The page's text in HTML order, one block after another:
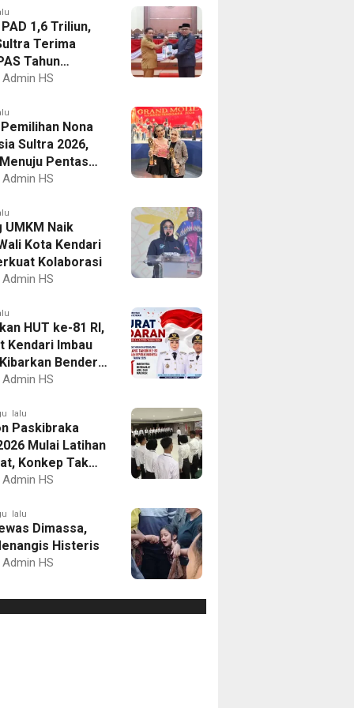
1,6 Triliun,
Terima
Tahun
2027
Admin HS
Nona
Sultra 2026,
Pentas
Admin HS
UMKM Naik
Kota Kendari
Kolaborasi
Admin HS
HUT ke-81 RI,
Kendari Imbau
Bendera
dan Gelar
Admin HS
lalu
Paskibraka
Mulai Latihan
Konkep Tak
Admin HS
lalu
Dimassa,
Histeris
Admin HS